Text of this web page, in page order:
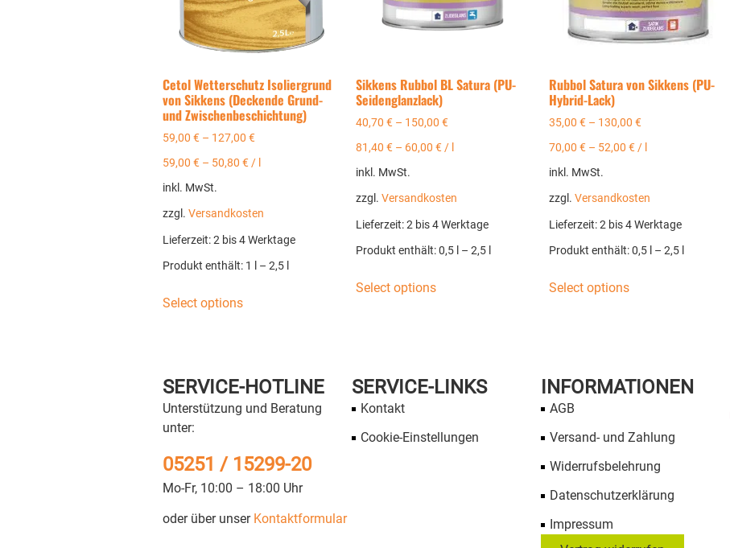
Cetol Wetterschutz Isoliergrund
von Sikkens (Deckende Grund-
und Zwischenbeschichtung)
59,00 €– 127,00 €
59,00 €– 50,80 €/
inkl. MwSt.
zzgl. Versandkosten
Lieferzeit:2 bis 4 Werktage
Produkt enthält: 1
– 2,5
Select options
Sikkens Rubbol BL Satura (PU-
Seidenglanzlack)
40,70 €– 150,00 €
81,40 €– 60,00 €/
inkl. MwSt.
zzgl. Versandkosten
Lieferzeit:2 bis 4 Werktage
Produkt enthält: 0,5 – 2,5
Select options
Rubbol Satura von Sikkens (PU-
Hybrid-Lack)
35,00 € – 130,00 €
70,00 € – 52,00 € /
inkl. MwSt.
zzgl. Versandkosten
Lieferzeit:2 bis 4 Werktage
Produkt enthält: 0,5 – 2,5
Select options
SERVICE-HOTLINE
Unterstützung und Beratung
unter:
05251 / 15299-20
Mo-Fr, 10:00 – 18:00 Uhr
oder über unser Kontaktformular
SERVICE-LINKS
Kontakt
Cookie-Einstellungen
INFORMATIONEN
AGB
Versand- und Zahlung
Widerrufsbelehrung
Datenschutzerklärung
Impressum